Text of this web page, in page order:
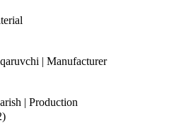
| Manufacturer
| Production
)